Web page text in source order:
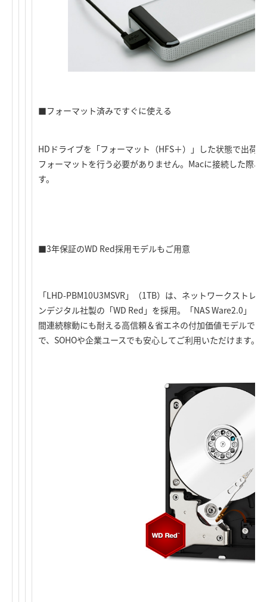
■フォーマット済みですぐに使える
HDドライブを「フォーマット（HFS＋）」した状態で出荷
フォーマットを行う必要がありません。Macに接続した際
す。
■3年保証のWD Red採用モデルもご用意
「LHD-PBM10U3MSVR」（1TB）は、ネットワークストレ
ンデジタル社製の「WD Red」を採用。「NAS Ware2.0」
間連続稼動にも耐える高信頼＆省エネの付加価値モデルで
で、SOHOや企業ユースでも安心してご利用いただけます。